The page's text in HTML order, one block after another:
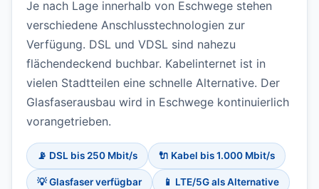
Je nach Lage innerhalb von Eschwege stehen
verschiedene Anschlusstechnologien zur
Verfügung. DSL und VDSL sind nahezu
flächendeckend buchbar. Kabelinternet ist in
vielen Stadtteilen eine schnelle Alternative. Der
Glasfaserausbau wird in Eschwege kontinuierlich
vorangetrieben.
📡 DSL bis 250 Mbit/s 🔌 Kabel bis 1.000 Mbit/s
💡 Glasfaser verfügbar 📱 LTE/5G als Alternative